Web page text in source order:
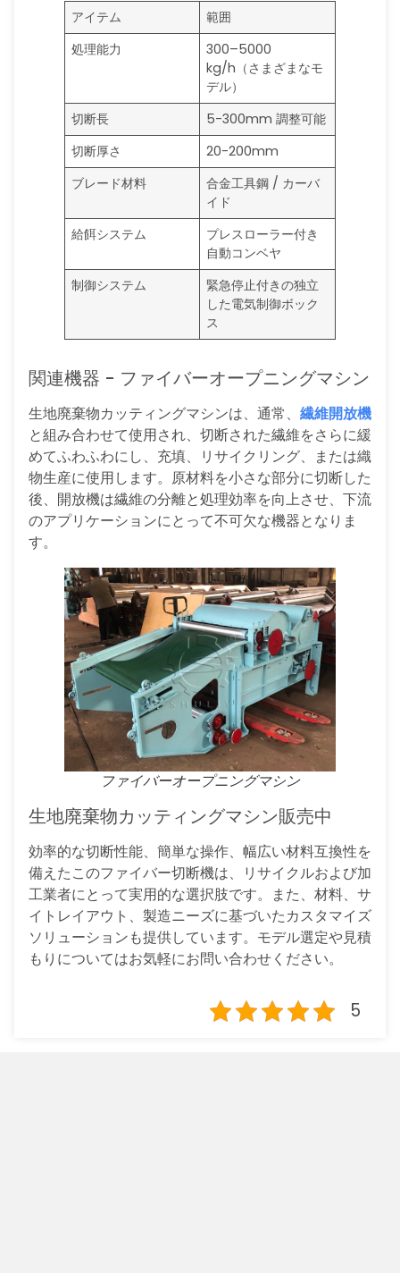
アイテム
範囲
処理能力
300–5000
kg/h（さまざまなモ
デル）
切断長
5-300mm 調整可能
切断厚さ
20-200mm
ブレード材料
合金工具鋼 / カーバ
イド
給餌システム
プレスローラー付き
自動コンベヤ
制御システム
緊急停止付きの独立
した電気制御ボック
ス
関連機器 - ファイバーオープニングマシン
生地廃棄物カッティングマシンは、通常、 繊維開放機
と組み合わせて使用され、切断された繊維をさらに緩
めてふわふわにし、充填、リサイクリング、または織
物生産に使用します。原材料を小さな部分に切断した
後、開放機は繊維の分離と処理効率を向上させ、下流
のアプリケーションにとって不可欠な機器となりま
す。
ファイバーオープニングマシン
生地廃棄物カッティングマシン販売中
効率的な切断性能、簡単な操作、幅広い材料互換性を
備えたこのファイバー切断機は、リサイクルおよび加
工業者にとって実用的な選択肢です。また、材料、サ
イトレイアウト、製造ニーズに基づいたカスタマイズ
ソリューションも提供しています。モデル選定や見積
もりについてはお気軽にお問い合わせください。
5